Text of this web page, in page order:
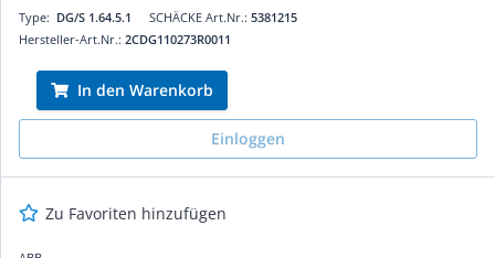
SCHÄCKE Art.Nr.: 5381215
Type: DG/S 1.64.5.1
Hersteller-Art.Nr.: 2CDG110273R0011
In den Warenkorb
Einloggen
Zu Favoriten hinzufügen